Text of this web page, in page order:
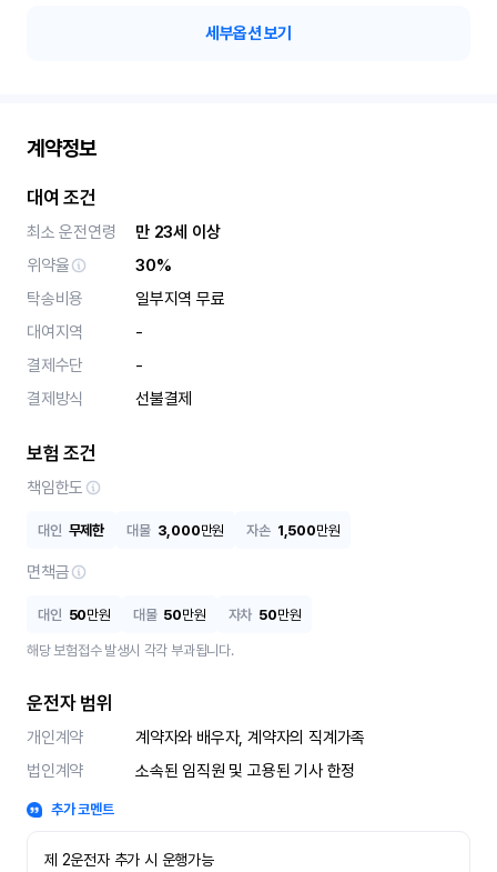
세부옵션 보기
계약정보
대여 조건
최소 운전연령
만 23세 이상
위약율
30%
탁송비용
일부지역 무료
대여지역
-
결제수단
-
결제방식
선불결제
보험 조건
책임한도
대인 무제한 대물 3,000만원 자손 1,500만원
면책금
대인 50만원 대물 50만원 자차 50만원
해당 보험접수 발생시 각각 부과됩니다.
운전자 범위
개인계약
계약자와 배우자, 계약자의 직계가족
법인계약
소속된 임직원 및 고용된 기사 한정
추가 코멘트
제 2운전자 추가 시 운행가능